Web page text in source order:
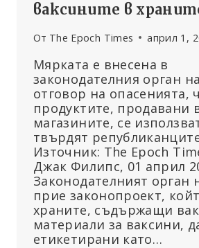
ваксините в
От The Epoch Times април 1,
Мярката е внесена в
законодателния орган
отговор на опасенията,
продуктите, продавани
магазините, се
твърдят
Източник: The Epoch
Джак Филипс, 01 април
Законодателният орган
прие законопроект,
храните, съдържащи
материали за ваксини,
етикетирани като…